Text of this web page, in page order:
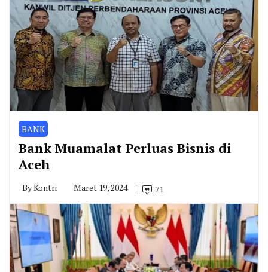
BANK
Bank Muamalat Perluas Bisnis di
Aceh
ByKontri Maret 19, 2024 71